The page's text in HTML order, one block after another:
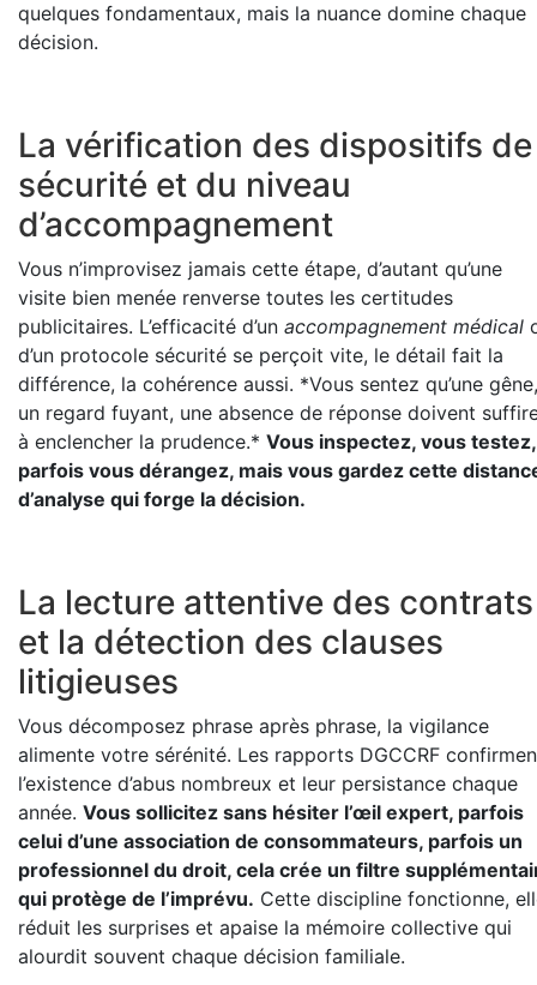
quelques fondamentaux, mais la nuance domine chaque
décision.
La vérification des dispositifs de
sécurité et du niveau
d’accompagnement
Vous n’improvisez jamais cette étape, d’autant qu’une
visite bien menée renverse toutes les certitudes
publicitaires. L’efficacité d’un accompagnement médical
d’un protocole sécurité se perçoit vite, le détail fait la
différence, la cohérence aussi. *Vous sentez qu’une gêne,
un regard fuyant, une absence de réponse doivent
à enclencher la prudence.* Vous inspectez, vous testez,
parfois vous dérangez, mais vous gardez cette
d’analyse qui forge la décision.
La lecture attentive des contrats
et la détection des clauses
litigieuses
Vous décomposez phrase après phrase, la vigilance
alimente votre sérénité. Les rapports DGCCRF
l’existence d’abus nombreux et leur persistance chaque
année. Vous sollicitez sans hésiter l’œil expert, parfois
celui d’une association de consommateurs, parfois un
professionnel du droit, cela crée un filtre
qui protège de l’imprévu. Cette discipline fonctionne,
réduit les surprises et apaise la mémoire collective qui
alourdit souvent chaque décision familiale.